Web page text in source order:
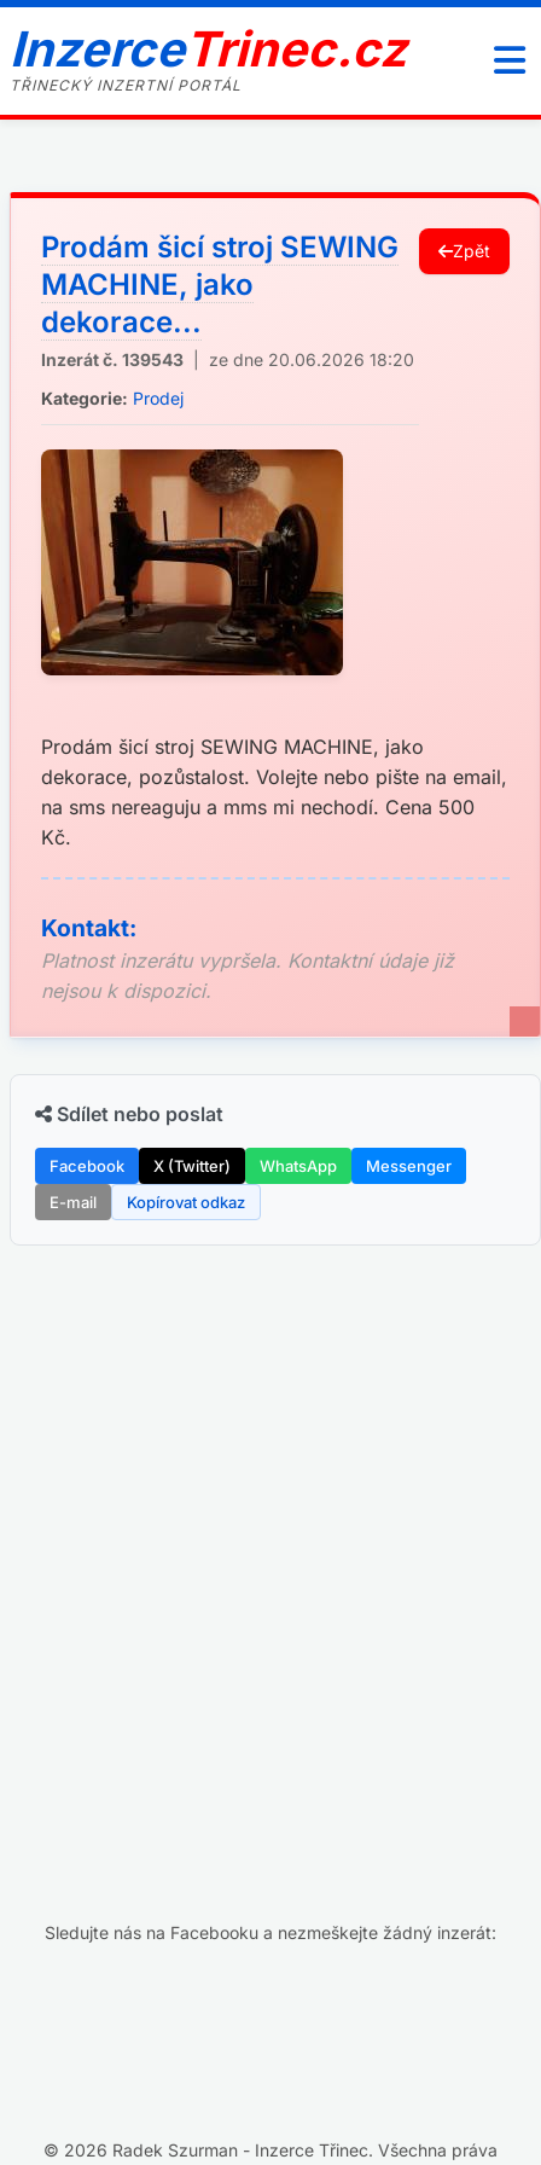
InzerceTrinec.cz
TŘINECKÝ INZERTNÍ PORTÁL
Prodám šicí stroj SEWING
MACHINE, jako
dekorace...
Inzerát č. 139543 | ze dne 20.06.2026 18:20
Kategorie: Prodej
Zpět
Prodám šicí stroj SEWING MACHINE, jako
dekorace, pozůstalost. Volejte nebo pište na email,
na sms nereaguju a mms mi nechodí. Cena 500
Kč.
Kontakt:
Platnost inzerátu vypršela. Kontaktní údaje již
nejsou k dispozici.
Sdílet nebo poslat
Facebook X (Twitter) WhatsApp
Messenger
E-mail
Kopírovat odkaz
Sledujte nás na Facebooku a nezmeškejte žádný inzerát:
© 2026 Radek Szurman - Inzerce Třinec. Všechna práva